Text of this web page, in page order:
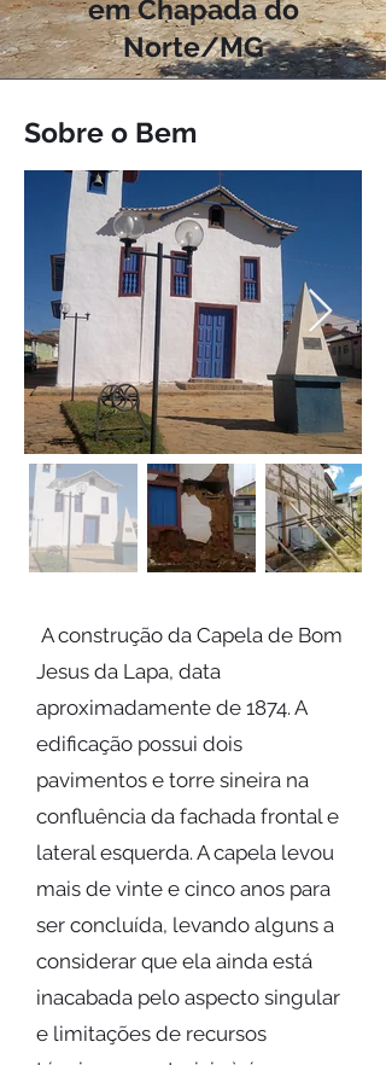
em Chapada do
Norte/MG
Sobre o Bem
A construção da Capela de Bom
Jesus da Lapa, data
aproximadamente de 1874. A
edificação possui dois
pavimentos e torre sineira na
confluência da fachada frontal e
lateral esquerda. A capela levou
mais de vinte e cinco anos para
ser concluída, levando alguns a
considerar que ela ainda está
inacabada pelo aspecto singular
e limitações de recursos